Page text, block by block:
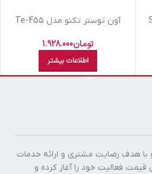
آون توستر تکنو مدل Te-455
تومان1.928.000
اطلاعات بیشتر
با هدف رضایت مشتری و ارائه خدمات
قیمت فعالیت خود را آغاز کرده و